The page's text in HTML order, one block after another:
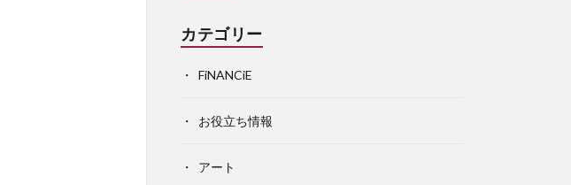
カテゴリー
FiNANCiE
お役立ち情報
アート